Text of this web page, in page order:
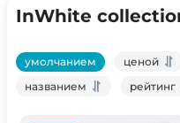
InWhite
умолчанием
ценой
названием
рейтинг